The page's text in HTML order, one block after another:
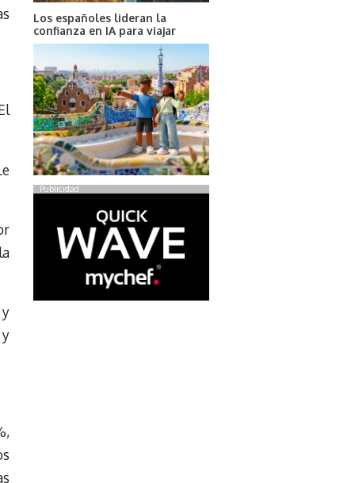
Los españoles lideran la
confianza en IA para viajar
Publicidad